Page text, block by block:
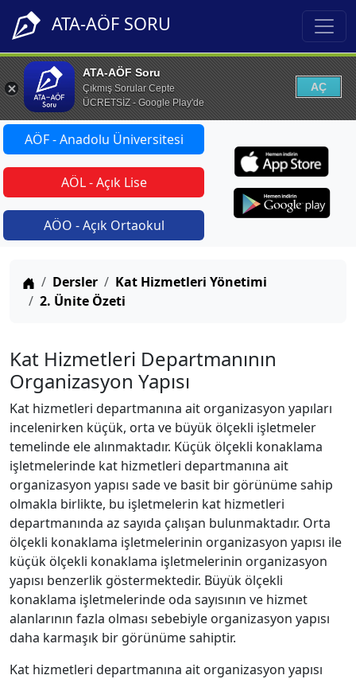
ATA-AÖF SORU
ATA-AÖF Soru
Çıkmış Sorular Cepte
ÜCRETSİZ - Google Play'de
AÇ
AÖF - Anadolu Üniversitesi
AÖL - Açık Lise
AÖO - Açık Ortaokul
Anasayfa
Dersler
Kat Hizmetleri Yönetimi
2. Ünite Özeti
Kat Hizmetleri Departmanının
Organizasyon Yapısı
Kat hizmetleri departmanına ait organizasyon yapıları
incelenirken küçük, orta ve büyük ölçekli işletmeler
temelinde ele alınmaktadır. Küçük ölçekli konaklama
işletmelerinde kat hizmetleri departmanına ait
organizasyon yapısı sade ve basit bir görünüme sahip
olmakla birlikte, bu işletmelerin kat hizmetleri
departmanında az sayıda çalışan bulunmaktadır. Orta
ölçekli konaklama işletmelerinin organizasyon yapısı ile
küçük ölçekli konaklama işletmelerinin organizasyon
yapısı benzerlik göstermektedir. Büyük ölçekli
konaklama işletmelerinde oda sayısının ve hizmet
alanlarının fazla olması sebebiyle organizasyon yapısı
daha karmaşık bir görünüme sahiptir.
Kat hizmetleri departmanına ait organizasyon yapısı